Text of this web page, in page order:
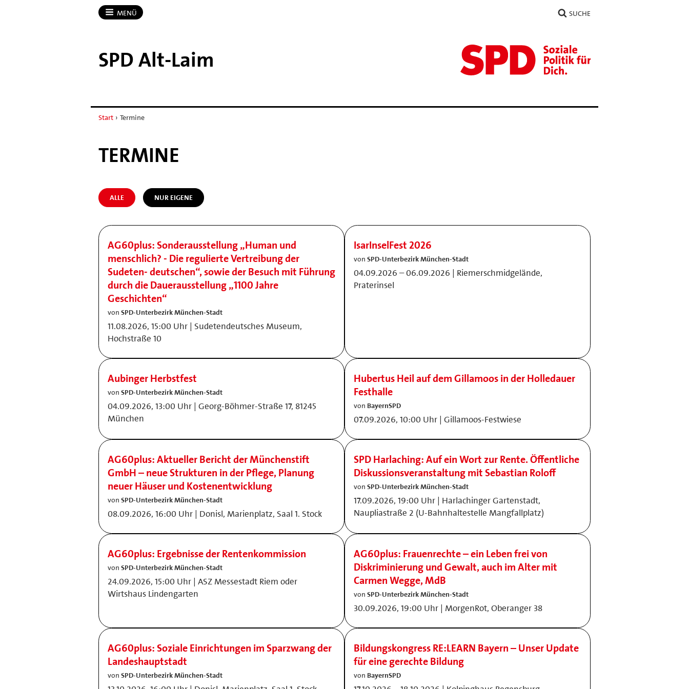
MENÜ SUCHE
SPD Alt-​Laim
Start › Termine
TERMINE
ALLE NUR EIGENE
AG60plus: Sonderausstellung „Human und
menschlich? - Die regulierte Vertreibung der
Sudeten- deutschen“, sowie der Besuch mit Führung
durch die Dauerausstellung „1100 Jahre
Geschichten“
von SPD-Unterbezirk München-Stadt
11.08.2026, 15:00 Uhr | Sudetendeutsches Museum,
Hochstraße 10
IsarInselFest 2026
von SPD-Unterbezirk München-Stadt
04.09.2026 – 06.09.2026 | Riemerschmidgelände,
Praterinsel
Aubinger Herbstfest
von SPD-Unterbezirk München-Stadt
04.09.2026, 13:00 Uhr | Georg-Böhmer-Straße 17, 81245
München
Hubertus Heil auf dem Gillamoos in der Holledauer
Festhalle
von BayernSPD
07.09.2026, 10:00 Uhr | Gillamoos-Festwiese
AG60plus: Aktueller Bericht der Münchenstift
GmbH – neue Strukturen in der Pflege, Planung
neuer Häuser und Kostenentwicklung
von SPD-Unterbezirk München-Stadt
08.09.2026, 16:00 Uhr | Donisl, Marienplatz, Saal 1. Stock
SPD Harlaching: Auf ein Wort zur Rente. Öffentliche
Diskussionsveranstaltung mit Sebastian Roloff
von SPD-Unterbezirk München-Stadt
17.09.2026, 19:00 Uhr | Harlachinger Gartenstadt,
Naupliastraße 2 (U-Bahnhaltestelle Mangfallplatz)
AG60plus: Ergebnisse der Rentenkommission
von SPD-Unterbezirk München-Stadt
24.09.2026, 15:00 Uhr | ASZ Messestadt Riem oder
Wirtshaus Lindengarten
AG60plus: Frauenrechte – ein Leben frei von
Diskriminierung und Gewalt, auch im Alter mit
Carmen Wegge, MdB
von SPD-Unterbezirk München-Stadt
30.09.2026, 19:00 Uhr | MorgenRot, Oberanger 38
AG60plus: Soziale Einrichtungen im Sparzwang der
Landeshauptstadt
von SPD-Unterbezirk München-Stadt
Bildungskongress RE:LEARN Bayern – Unser Update
für eine gerechte Bildung
von BayernSPD